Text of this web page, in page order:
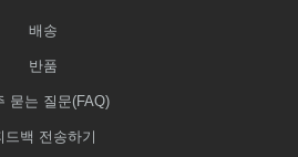
배송
반품
묻는 질문(FAQ)
드백 전송하기